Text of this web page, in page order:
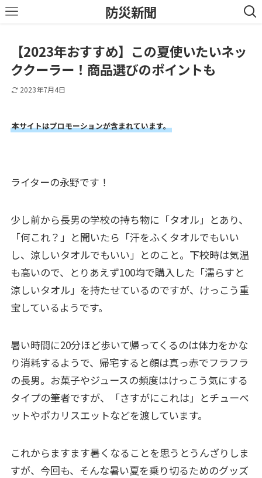
防災新聞
【2023年おすすめ】この夏使いたいネッ
ククーラー！商品選びのポイントも
2023年7月4日
本サイトはプロモーションが含まれています。
ライターの永野です！
少し前から長男の学校の持ち物に「タオル」とあり、
「何これ？」と聞いたら「汗をふくタオルでもいい
し、涼しいタオルでもいい」とのこと。下校時は気温
も高いので、とりあえず100均で購入した「濡らすと
涼しいタオル」を持たせているのですが、けっこう重
宝しているようです。
暑い時間に20分ほど歩いて帰ってくるのは体力をかな
り消耗するようで、帰宅すると顔は真っ赤でフラフラ
の長男。お菓子やジュースの頻度はけっこう気にする
タイプの筆者ですが、「さすがにこれは」とチューペ
ットやポカリスエットなどを渡しています。
これからますます暑くなることを思うとうんざりしま
すが、今回も、そんな暑い夏を乗り切るためのグッズ